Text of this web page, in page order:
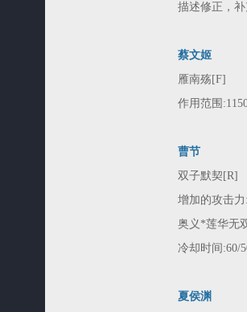
描述修正，
蔡文姬
雁南殇[F]
作用范围
曹节
双子默契[R]
增加的攻击
奥义*莲华无
冷却时间:60/
夏侯渊